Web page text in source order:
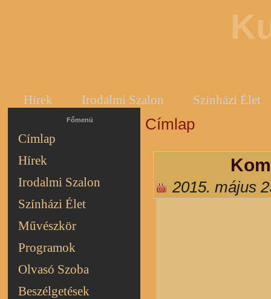
Hírek Irodalmi Szalon Színházi Élet
Főmenü
Címlap
Hírek
Irodalmi Szalon
Színházi Élet
Művészkör
Programok
Olvasó Szoba
Beszélgetések
Jelenlegi hely
Címlap
2015. május